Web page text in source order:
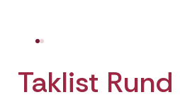
Taklist Rund